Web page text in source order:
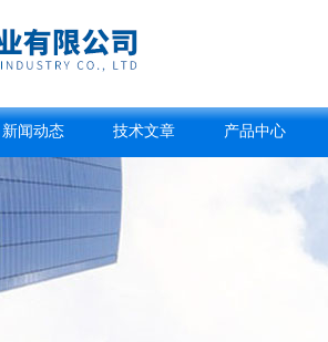
新闻动态 技术文章 产品中心